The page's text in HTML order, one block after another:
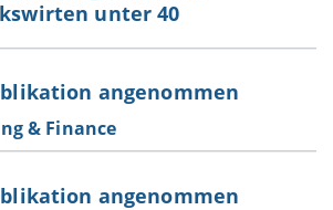
unter 40
angenommen
& Finance
angenommen